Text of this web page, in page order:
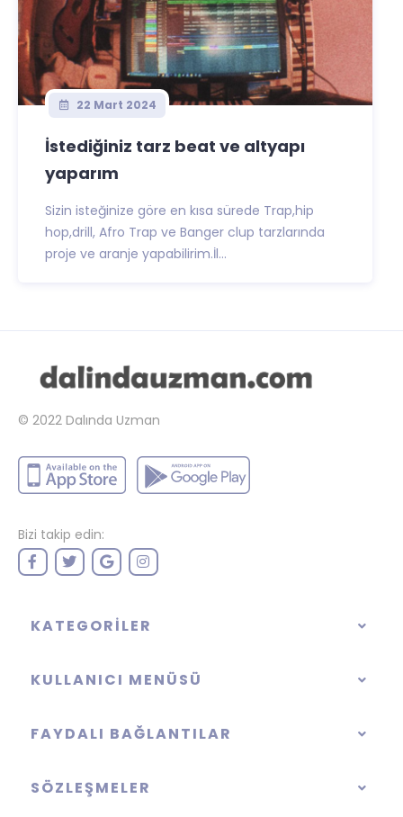
22 Mart 2024
İstediğiniz tarz beat ve altyapı
yaparım
Sizin isteğinize göre en kısa sürede Trap,hip
hop,drill, Afro Trap ve Banger clup tarzlarında
proje ve aranje yapabilirim.İl...
© 2022 Dalında Uzman
Bizi takip edin:
KATEGORILER
KULLANICI MENÜSÜ
FAYDALI BAĞLANTILAR
SÖZLEŞMELER